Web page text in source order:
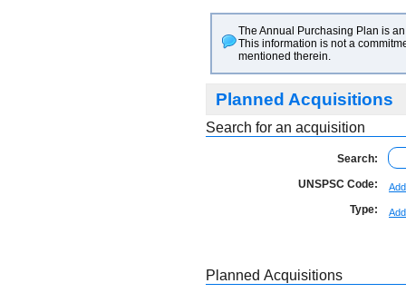
The Annual Purchasing Plan is
This information is not a
mentioned therein.
Planned Acquisitions
Search for an acquisition
Search:
UNSPSC Code:
Type: Add
Planned Acquisitions